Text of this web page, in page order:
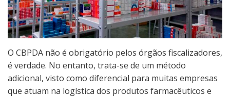
O CBPDA não é obrigatório pelos órgãos fiscalizadores,
é verdade. No entanto, trata-se de um método
adicional, visto como diferencial para muitas empresas
que atuam na logística dos produtos farmacêuticos e